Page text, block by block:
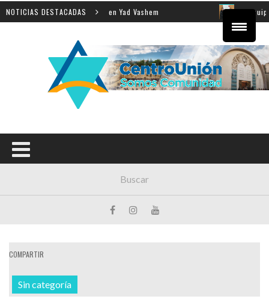
NOTICIAS DESTACADAS
de la Shoá en Yad Vashem El equipo
COMPARTIR
Sin categoría